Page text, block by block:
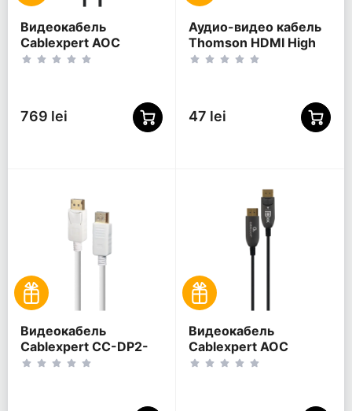
Видеокабель
Cablexpert AOC
Premium Series,
769 lei
Аудио-видео кабель
Thomson HDMI High
Speed, HDMI (M) -
47 lei
Видеокабель
Cablexpert CC-DP2-
6-W, DisplayPort (M) -
Видеокабель
Cablexpert AOC
Premium Series,